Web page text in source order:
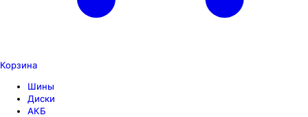
Корзина
Шины
Диски
АКБ